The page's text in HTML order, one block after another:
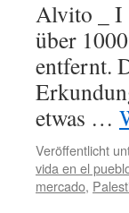
Alvito _ I
über
entfernt.
etwas …
Veröffentlicht
vida en el
mercado,